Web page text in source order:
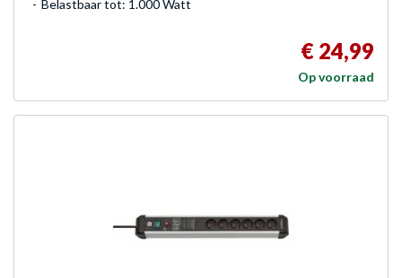
Belastbaar tot: 1.000 Watt
€ 24,99
Op voorraad